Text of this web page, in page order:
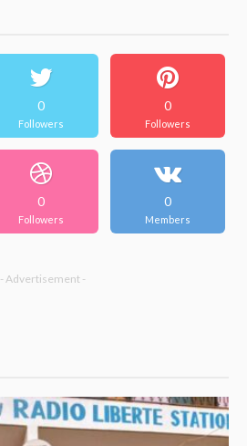
0
Followers
0
Followers
0
Followers
0
Members
- Advertisement -